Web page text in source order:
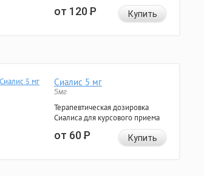
от 120Р Купить
Сиалис 5 мг
5мг
Терапевтическая дозировка
Сиалиса для курсового приема
от 60Р Купить